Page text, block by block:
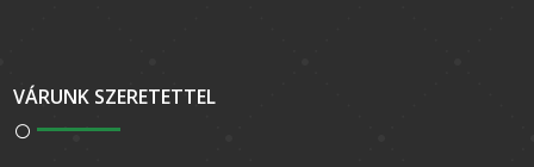
VÁRUNK SZERETETTEL